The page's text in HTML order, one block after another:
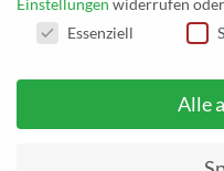
E-Mail:
PayPal E-Mail:
Einstellungen widerrufen oder
Essenziell
Alle